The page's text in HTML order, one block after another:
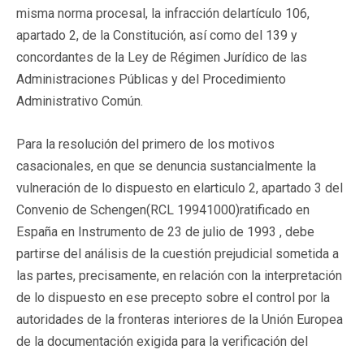
misma norma procesal, la infracción delartículo 106,
apartado 2, de la Constitución, así como del 139 y
concordantes de la Ley de Régimen Jurídico de las
Administraciones Públicas y del Procedimiento
Administrativo Común.
Para la resolución del primero de los motivos
casacionales, en que se denuncia sustancialmente la
vulneración de lo dispuesto en elarticulo 2, apartado 3 del
Convenio de Schengen(RCL 19941000)ratificado en
España en Instrumento de 23 de julio de 1993 , debe
partirse del análisis de la cuestión prejudicial sometida a
las partes, precisamente, en relación con la interpretación
de lo dispuesto en ese precepto sobre el control por la
autoridades de la fronteras interiores de la Unión Europea
de la documentación exigida para la verificación del